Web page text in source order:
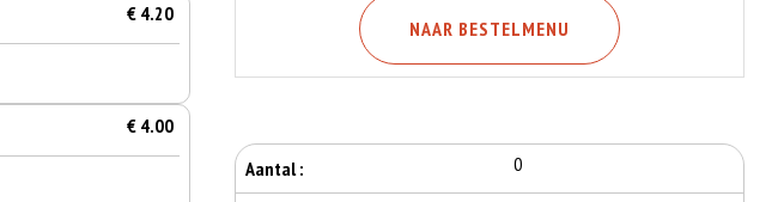
€ 4.20
€ 4.00
NAAR BESTELMENU
Aantal : 0